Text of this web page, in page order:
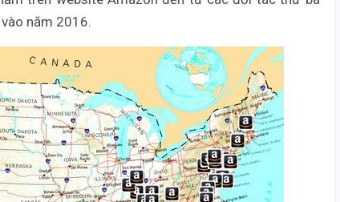
năm 2016.